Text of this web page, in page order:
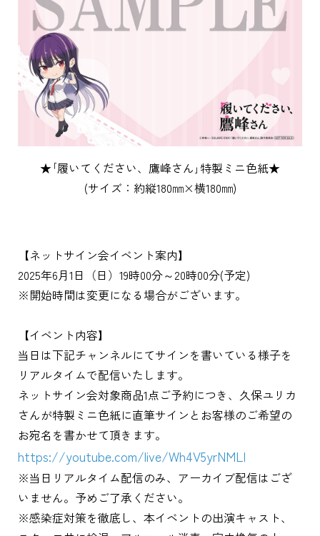
★｢履いてください、鷹峰さん｣特製ミニ色紙★
(サイズ：約縦180㎜×横180㎜)
【ネットサイン会イベント案内】
2025年6月1日（日）19時00分～20時00分(予定)
※開始時間は変更になる場合がございます。
【イベント内容】
当日は下記チャンネルにてサインを書いている様子を
リアルタイムで配信いたします。
ネットサイン会対象商品1点ご予約につき、久保ユリカ
さんが特製ミニ色紙に直筆サインとお客様のご希望の
お宛名を書かせて頂きます。
https://youtube.com/live/Wh4V5yrNMLI
※当日リアルタイム配信のみ、アーカイブ配信はござ
いません。予めご了承ください。
※感染症対策を徹底し、本イベントの出演キャスト、